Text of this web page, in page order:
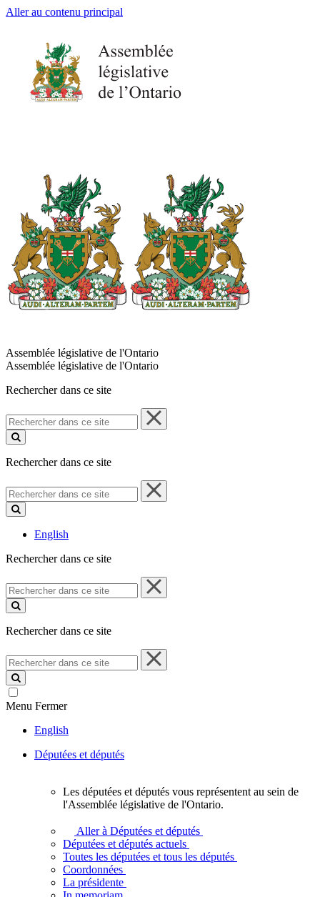
Aller au contenu principal
Assemblée législative de l'Ontario
Assemblée législative de l'Ontario
Rechercher dans ce site
Rechercher
dans
ce
Rechercher dans ce site
Rechercher
dans
ce
English
Rechercher dans ce site
Rechercher
dans
ce
Rechercher dans ce site
Rechercher
dans
ce
site
Menu Fermer
English
Députées et députés
députés
vous
représentent
sein
Les députées et députés vous représentent au sein de
l'Assemblée législative de l'Ontario.
Aller à Députées et députés
Députées et députés actuels
Toutes les députées et tous les députés
Coordonnées
La présidente